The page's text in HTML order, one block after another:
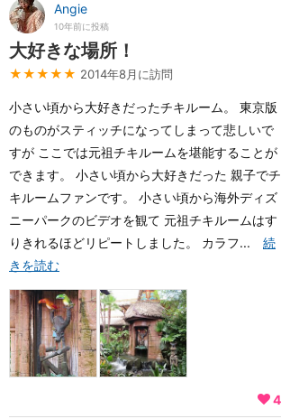
Angie
10年前に投稿
大好きな場所！
★★★★★ 2014年8月に訪問
小さい頃から大好きだったチキルーム。 東京版
のものがスティッチになってしまって悲しいで
すが ここでは元祖チキルームを堪能することが
できます。 小さい頃から大好きだった 親子でチ
キルームファンです。 小さい頃から海外ディズ
ニーパークのビデオを観て 元祖チキルームはす
りきれるほどリピートしました。 カラフ... 続
きを読む
4